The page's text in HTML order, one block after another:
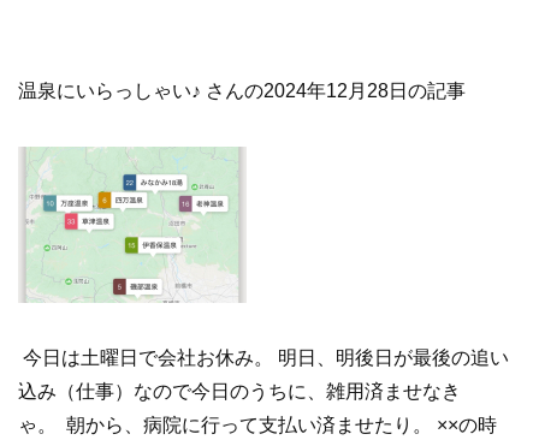
温泉にいらっしゃい♪ さんの2024年12月28日の記事
今日は土曜日で会社お休み。 明日、明後日が最後の追い
込み（仕事）なので今日のうちに、雑用済ませなき
ゃ。 朝から、病院に行って支払い済ませたり。 ××の時